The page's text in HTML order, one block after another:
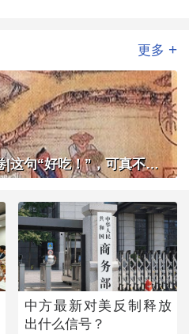
更多 +
一粒中国稻米的万年答卷|这句“好吃！”，可真不简单
中方最新对美反制释放
出什么信号？